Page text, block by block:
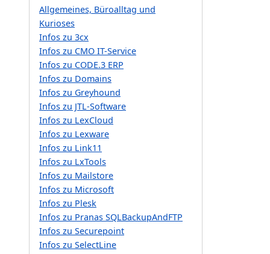
Allgemeines, Büroalltag und
Kurioses
Infos zu 3cx
Infos zu CMO IT-Service
Infos zu CODE.3 ERP
Infos zu Domains
Infos zu Greyhound
Infos zu JTL-Software
Infos zu LexCloud
Infos zu Lexware
Infos zu Link11
Infos zu LxTools
Infos zu Mailstore
Infos zu Microsoft
Infos zu Plesk
Infos zu Pranas SQLBackupAndFTP
Infos zu Securepoint
Infos zu SelectLine